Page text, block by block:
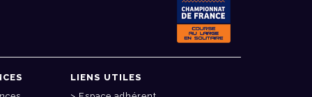
LIENS UTILES